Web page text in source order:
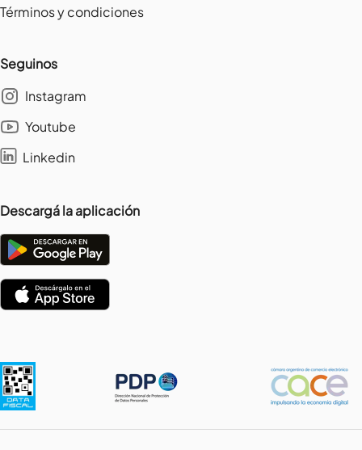
Términos y condiciones
Seguinos
Instagram
Youtube
Linkedin
Descargá la aplicación